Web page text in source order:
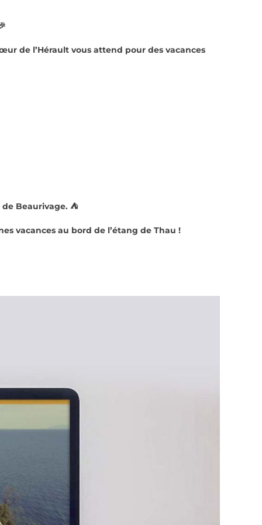
de l’Hérault vous attend pour des vacances
Beaurivage. ⛺
vacances au bord de l’étang de Thau !